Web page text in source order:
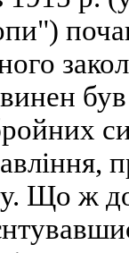
Що ж